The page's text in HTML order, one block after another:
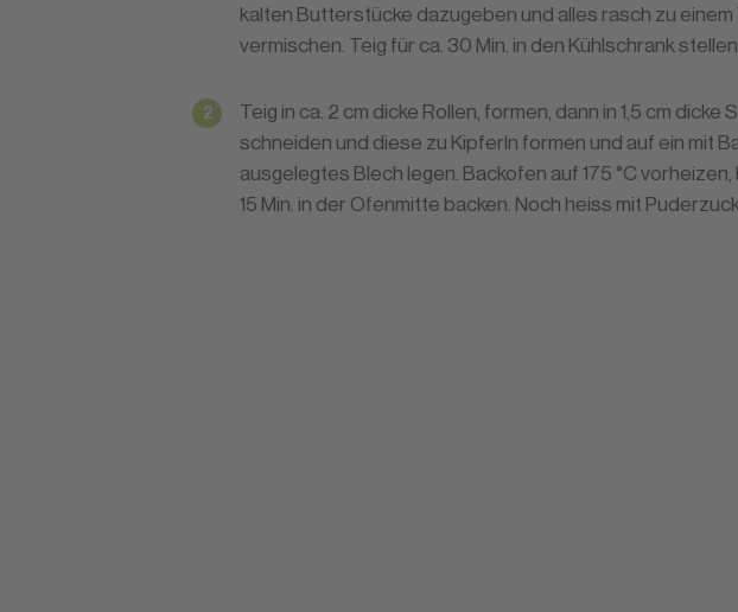
kalten Butterstücke dazugeben und alles rasch zu einem
vermischen. Teig für ca. 30 Min. in den Kühlschrank stellen.
Teig in ca. 2 cm dicke Rollen, formen, dann in 1,5 cm dicke
schneiden und diese zu Kipferln formen und auf ein mit
ausgelegtes Blech legen. Backofen auf 175 °C vorheizen,
15 Min. in der Ofenmitte backen. Noch heiss mit